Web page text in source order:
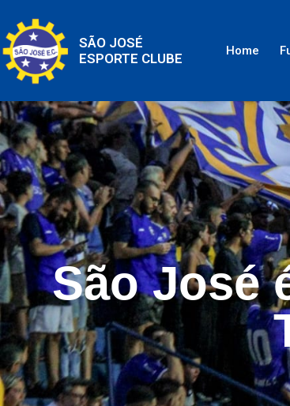
SÃO JOSÉ
ESPORTE CLUBE
Home
São José